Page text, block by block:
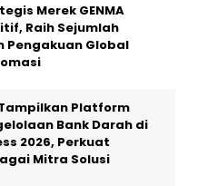
Merek GENMA
Raih Sejumlah
Pengakuan Global
Platform
Bank Darah di
2026, Perkuat
Mitra Solusi